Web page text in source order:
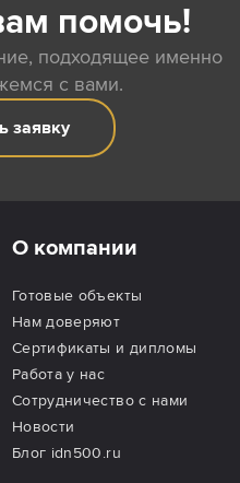
помочь!
подходящее именно
с вами.
заявку
О компании
Готовые объекты
Нам доверяют
Сертификаты и дипломы
Работа у нас
Сотрудничество с нами
Новости
Блог idn500.ru